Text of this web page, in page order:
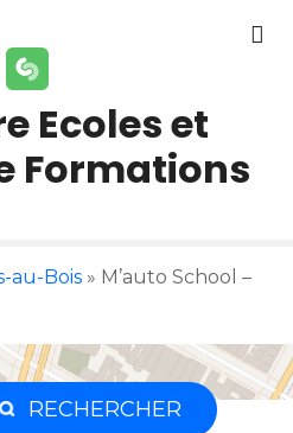
Ecoles et
Formations
au-Bois » M’auto School –
RECHERCHER